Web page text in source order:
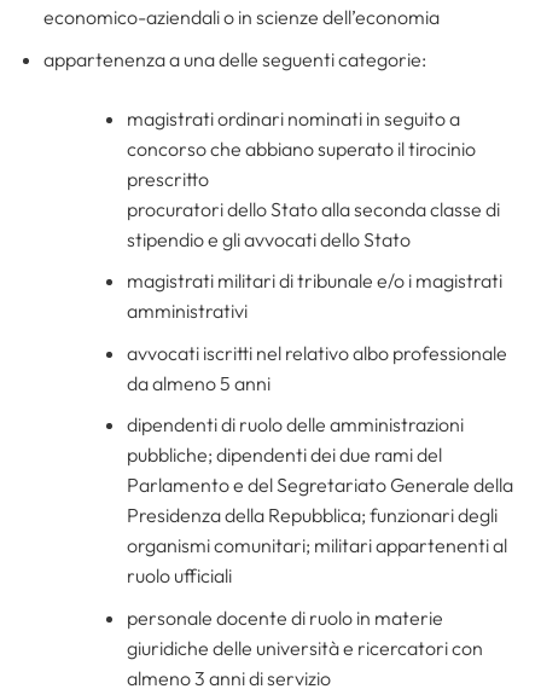
economico-aziendali o in scienze dell’economia
appartenenza a una delle seguenti categorie:
magistrati ordinari nominati in seguito a
concorso che abbiano superato il tirocinio
prescritto
procuratori dello Stato alla seconda classe di
stipendio e gli avvocati dello Stato
magistrati militari di tribunale e/o i magistrati
amministrativi
avvocati iscritti nel relativo albo professionale
da almeno 5 anni
dipendenti di ruolo delle amministrazioni
pubbliche; dipendenti dei due rami del
Parlamento e del Segretariato Generale della
Presidenza della Repubblica; funzionari degli
organismi comunitari; militari appartenenti al
ruolo ufficiali
personale docente di ruolo in materie
giuridiche delle università e ricercatori con
almeno 3 anni di servizio